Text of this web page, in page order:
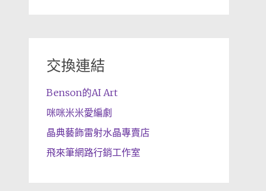
交換連結
Benson的AI Art
咪咪米米愛編劇
晶典藝飾雷射水晶專賣店
飛來筆網路行銷工作室